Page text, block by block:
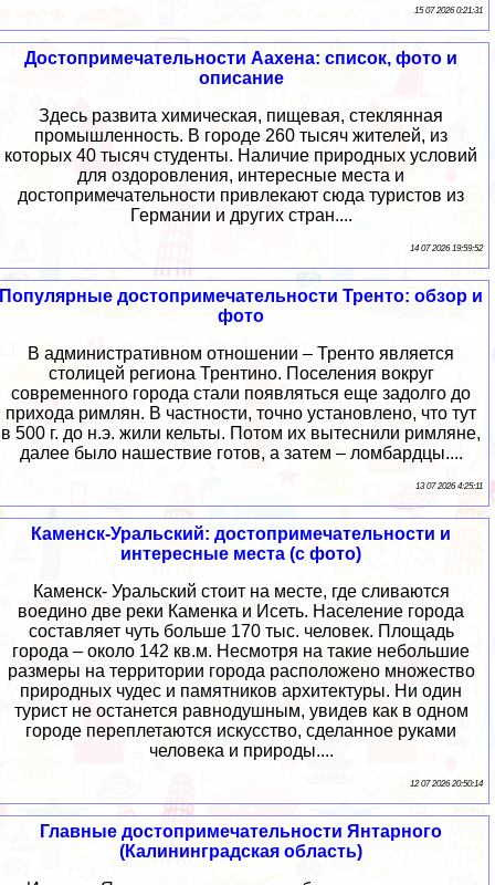
15 07 2026 0:21:31
Достопримечательности Аахена: список, фото и
описание
Здесь развита химическая, пищевая, стеклянная
промышленность. В городе 260 тысяч жителей, из
которых 40 тысяч студенты. Наличие природных условий
для оздоровления, интересные места и
достопримечательности привлекают сюда туристов из
Германии и других стран....
14 07 2026 19:59:52
Популярные достопримечательности Тренто: обзор и
фото
В административном отношении – Тренто является
столицей региона Трентино. Поселения вокруг
современного города стали появляться еще задолго до
прихода римлян. В частности, точно установлено, что тут
в 500 г. до н.э. жили кельты. Потом их вытеснили римляне,
далее было нашествие готов, а затем – ломбардцы....
13 07 2026 4:25:11
Каменск-Уральский: достопримечательности и
интересные места (с фото)
Каменск- Уральский стоит на месте, где сливаются
воедино две реки Каменка и Исеть. Население города
составляет чуть больше 170 тыс. человек. Площадь
города – около 142 кв.м. Несмотря на такие небольшие
размеры на территории города расположено множество
природных чудес и памятников архитектуры. Ни один
турист не останется равнодушным, увидев как в одном
городе переплетаются искусство, сделанное руками
человека и природы....
12 07 2026 20:50:14
Главные достопримечательности Янтарного
(Калининградская область)